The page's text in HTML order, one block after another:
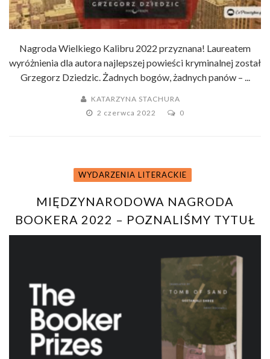
Nagroda Wielkiego Kalibru 2022 przyznana! Laureatem
wyróżnienia dla autora najlepszej powieści kryminalnej został
Grzegorz Dziedzic. Żadnych bogów, żadnych panów – ...
KATARZYNA STACHURA
2 czerwca 2022
0
WYDARZENIA LITERACKIE
MIĘDZYNARODOWA NAGRODA
BOOKERA 2022 – POZNALIŚMY TYTUŁ
ZWYCIĘSKIEJ POWIEŚCI